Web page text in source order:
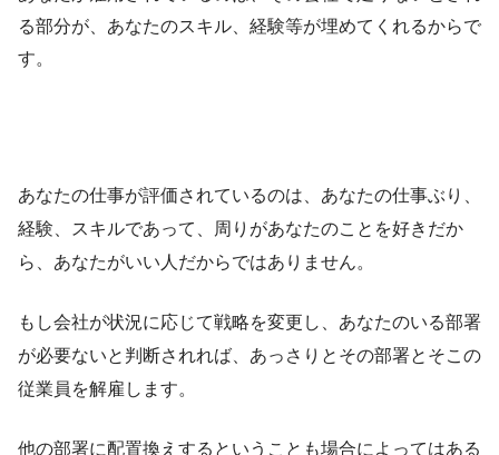
る部分が、あなたのスキル、経験等が埋めてくれるからで
す。
あなたの仕事が評価されているのは、あなたの仕事ぶり、
経験、スキルであって、周りがあなたのことを好きだか
ら、あなたがいい人だからではありません。
もし会社が状況に応じて戦略を変更し、あなたのいる部署
が必要ないと判断されれば、あっさりとその部署とそこの
従業員を解雇します。
他の部署に配置換えするということも場合によってはある